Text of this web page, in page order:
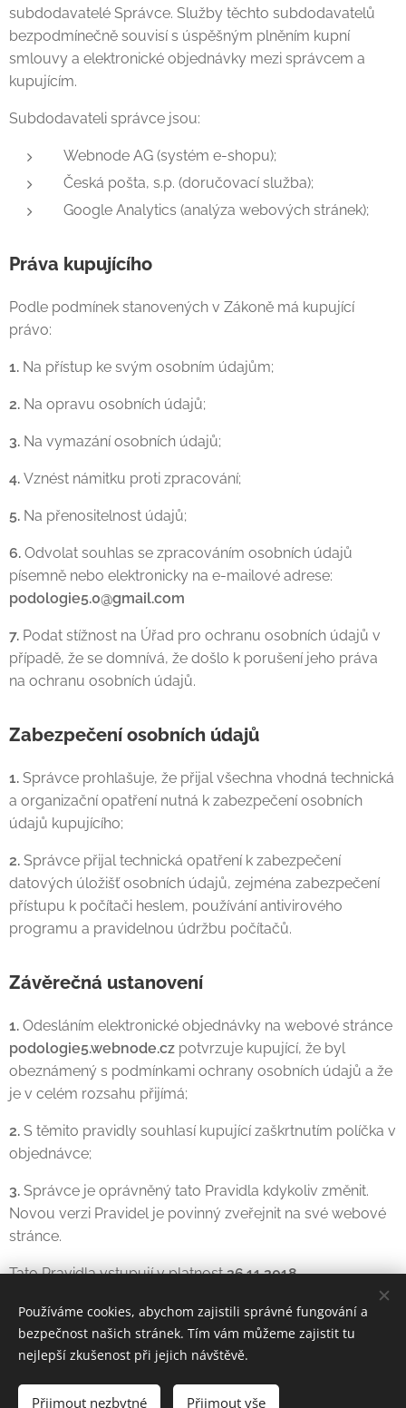
subdodavatelé Správce. Služby těchto subdodavatelů
bezpodmínečně souvisí s úspěšným plněním kupní
smlouvy a elektronické objednávky mezi správcem a
kupujícím.
Subdodavateli správce jsou:
Webnode AG (systém e-shopu);
Česká pošta, s.p. (doručovací služba);
Google Analytics (analýza webových stránek);
Práva kupujícího
Podle podmínek stanovených v Zákoně má kupující
právo:
1. Na přístup ke svým osobním údajům;
2. Na opravu osobních údajů;
3. Na vymazání osobních údajů;
4. Vznést námitku proti zpracování;
5. Na přenositelnost údajů;
6. Odvolat souhlas se zpracováním osobních údajů
písemně nebo elektronicky na e-mailové adrese:
podologie5.0@gmail.com
7. Podat stížnost na Úřad pro ochranu osobních údajů v
případě, že se domnívá, že došlo k porušení jeho práva
na ochranu osobních údajů.
Zabezpečení osobních údajů
1. Správce prohlašuje, že přijal všechna vhodná technická
a organizační opatření nutná k zabezpečení osobních
údajů kupujícího;
2. Správce přijal technická opatření k zabezpečení
datových úložišť osobních údajů, zejména zabezpečení
přístupu k počítači heslem, používání antivirového
programu a pravidelnou údržbu počítačů.
Závěrečná ustanovení
1. Odesláním elektronické objednávky na webové stránce
podologie5.webnode.cz potvrzuje kupující, že byl
obeznámený s podmínkami ochrany osobních údajů a že
je v celém rozsahu přijímá;
2. S těmito pravidly souhlasí kupující zaškrtnutím políčka v
objednávce;
3. Správce je oprávněný tato Pravidla kdykoliv změnit.
Novou verzi Pravidel je povinný zveřejnit na své webové
stránce.
Tato Pravidla vstupují v platnost26.11.2018
Používáme cookies, abychom zajistili správné fungování a
bezpečnost našich stránek. Tím vám můžeme zajistit tu
nejlepší zkušenost při jejich návštěvě.
Přijmout nezbytné Přijmout vše